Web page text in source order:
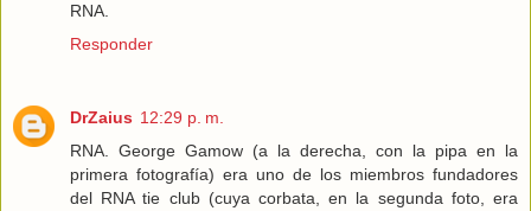
RNA.
Responder
DrZaius 12:29 p. m.
RNA. George Gamow (a la derecha, con la pipa en la
primera fotografía) era uno de los miembros fundadores
del RNA tie club (cuya corbata, en la segunda foto, era